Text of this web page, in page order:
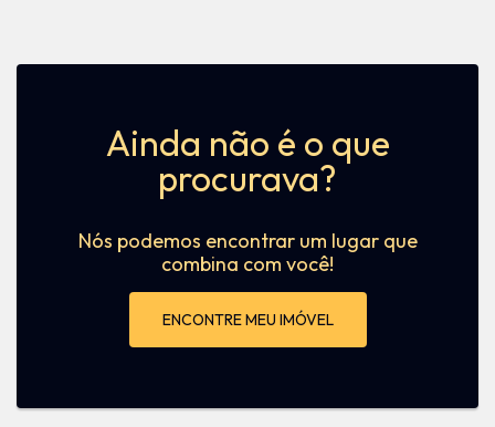
Ainda não é o que
procurava?
Nós podemos encontrar um lugar que
combina com você!
ENCONTRE MEU IMÓVEL